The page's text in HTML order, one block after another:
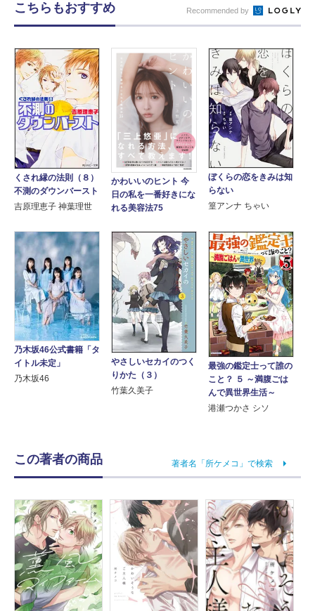
こちらもおすすめ Recommended by
くされ縁の法則（８）
不測のダウンバースト
吉原理恵子 神葉理世
かわいいのヒント 今
日の私を一番好きにな
れる美容法75
ぼくらの恋をきみは知
らない
篁アンナ ちゃい
乃木坂46公式書籍「タ
イトル未定」
乃木坂46
やさしいセカイのつく
りかた（３）
竹葉久美子
最強の鑑定士って誰の
こと？ ５ ～満腹ごは
んで異世界生活～
港瀬つかさ シソ
この著者の商品 著者名「所ケメコ」で検索